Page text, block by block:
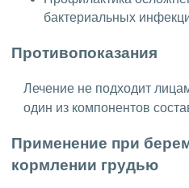
бактериальных
Противопоказания
Лечение не подходит
один из компонентов
Применение при
кормлении грудью